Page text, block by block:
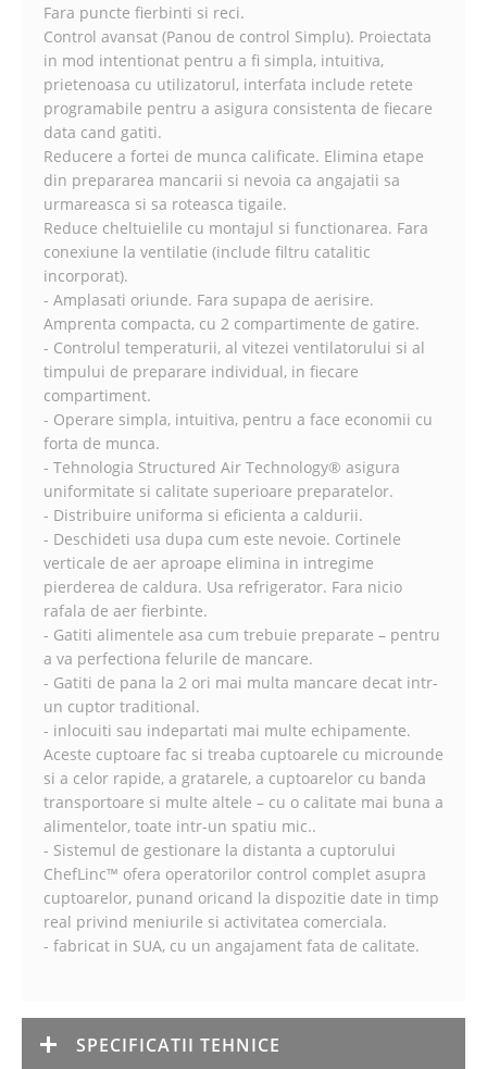
Fara puncte fierbinti si reci.
Control avansat (Panou de control Simplu). Proiectata
in mod intentionat pentru a fi simpla, intuitiva,
prietenoasa cu utilizatorul, interfata include retete
programabile pentru a asigura consistenta de fiecare
data cand gatiti.
Reducere a fortei de munca calificate. Elimina etape
din prepararea mancarii si nevoia ca angajatii sa
urmareasca si sa roteasca tigaile.
Reduce cheltuielile cu montajul si functionarea. Fara
conexiune la ventilatie (include filtru catalitic
incorporat).
- Amplasati oriunde. Fara supapa de aerisire.
Amprenta compacta, cu 2 compartimente de gatire.
- Controlul temperaturii, al vitezei ventilatorului si al
timpului de preparare individual, in fiecare
compartiment.
- Operare simpla, intuitiva, pentru a face economii cu
forta de munca.
- Tehnologia Structured Air Technology® asigura
uniformitate si calitate superioare preparatelor.
- Distribuire uniforma si eficienta a caldurii.
- Deschideti usa dupa cum este nevoie. Cortinele
verticale de aer aproape elimina in intregime
pierderea de caldura. Usa refrigerator. Fara nicio
rafala de aer fierbinte.
- Gatiti alimentele asa cum trebuie preparate – pentru
a va perfectiona felurile de mancare.
- Gatiti de pana la 2 ori mai multa mancare decat intr-
un cuptor traditional.
- inlocuiti sau indepartati mai multe echipamente.
Aceste cuptoare fac si treaba cuptoarele cu microunde
si a celor rapide, a gratarele, a cuptoarelor cu banda
transportoare si multe altele – cu o calitate mai buna a
alimentelor, toate intr-un spatiu mic..
- Sistemul de gestionare la distanta a cuptorului
ChefLinc™ ofera operatorilor control complet asupra
cuptoarelor, punand oricand la dispozitie date in timp
real privind meniurile si activitatea comerciala.
- fabricat in SUA, cu un angajament fata de calitate.
SPECIFICATII TEHNICE